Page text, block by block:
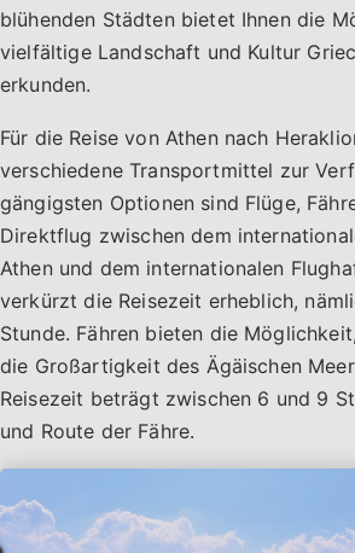
blühenden Städten bietet Ihnen die
vielfältige Landschaft und Kultur
erkunden.
Für die Reise von Athen nach
verschiedene Transportmittel zur
gängigsten Optionen sind Flüge,
Direktflug zwischen dem
Athen und dem internationalen
verkürzt die Reisezeit erheblich,
Stunde. Fähren bieten die
die Großartigkeit des Ägäischen
Reisezeit beträgt zwischen 6 und 9
und Route der Fähre.